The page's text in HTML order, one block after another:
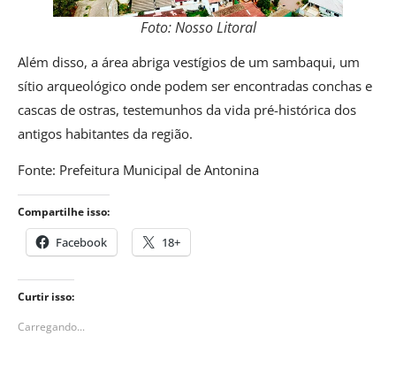
Foto: Nosso Litoral
Além disso, a área abriga vestígios de um sambaqui, um
sítio arqueológico onde podem ser encontradas conchas e
cascas de ostras, testemunhos da vida pré-histórica dos
antigos habitantes da região.
Fonte: Prefeitura Municipal de Antonina
Compartilhe isso:
Facebook 18+
Curtir isso:
Carregando...